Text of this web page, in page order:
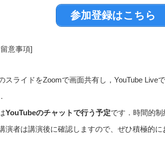
参加登録はこちら
意事項]
スライドをZoomで画面共有し，YouTube Live
YouTubeのチャットで行う予定です．時間的
演者は講演後に確認しますので、ぜひ積極的に